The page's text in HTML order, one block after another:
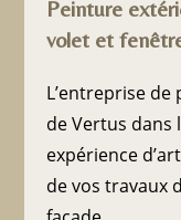
Peinture
volet et
L’entreprise
de Vertus dans
expérience
de vos travaux